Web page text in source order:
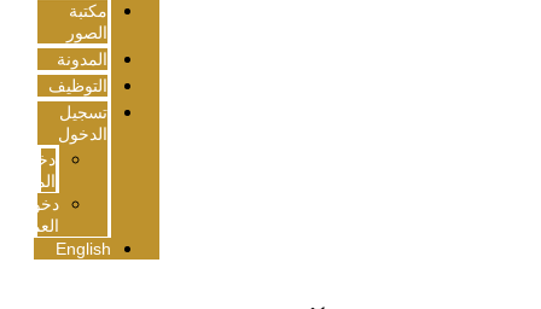
مكتبة
الصور
المدونة
التوظيف
تسجيل
الدخول
دخول
الموظفين
دخول
العملاء
English